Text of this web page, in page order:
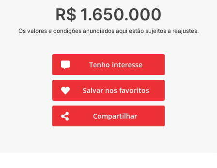
R$ 1.650.000
Os valores e condições anunciados aqui estão sujeitos a reajustes.
Tenho interesse
Salvar nos favoritos
Compartilhar